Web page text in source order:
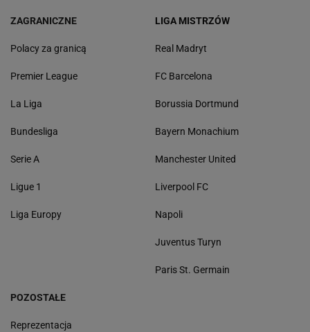
ZAGRANICZNE
Polacy za granicą
Premier League
La Liga
Bundesliga
Serie A
Ligue 1
Liga Europy
LIGA MISTRZÓW
Real Madryt
FC Barcelona
Borussia Dortmund
Bayern Monachium
Manchester United
Liverpool FC
Napoli
Juventus Turyn
Paris St. Germain
POZOSTAŁE
Reprezentacja